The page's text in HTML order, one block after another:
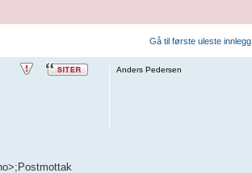
Gå til første uleste innlegg
Anders Pedersen